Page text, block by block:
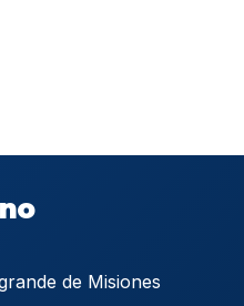
de Misiones